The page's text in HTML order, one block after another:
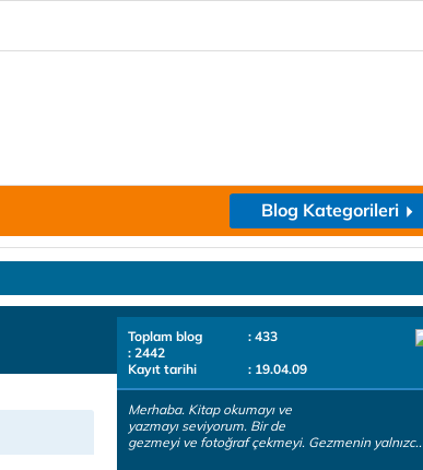
Blog Kategorileri
Toplam blog
: 433
: 2442
Kayıt tarihi
: 19.04.09
Merhaba. Kitap okumayı ve
yazmayı seviyorum. Bir de
gezmeyi ve fotoğraf çekmeyi. Gezmenin yalnızc..